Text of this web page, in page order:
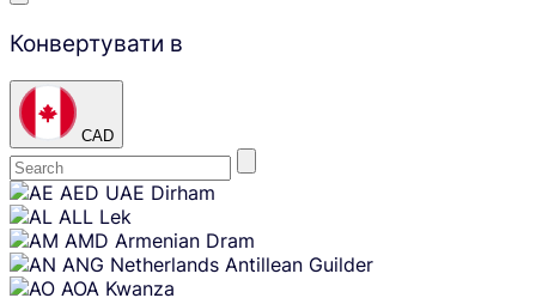
Конвертувати в
CAD
Skip
content
AED UAE Dirham
ALL Lek
AMD Armenian Dram
ANG Netherlands Antillean Guilder
AOA Kwanza